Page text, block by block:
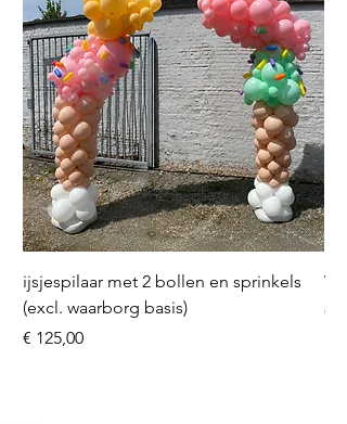
ijsjespilaar met 2 bollen en sprinkels
(excl. waarborg basis)
Prijs
€ 125,00
Prijs
€